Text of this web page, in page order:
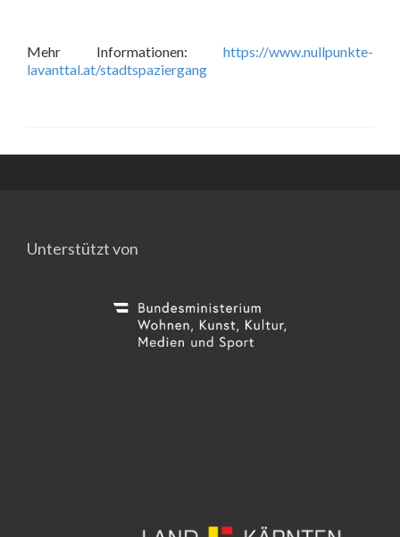
Mehr Informationen: https://www.nullpunkte-
lavanttal.at/stadtspaziergang
Unterstützt von